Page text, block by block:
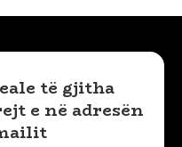
të gjitha
e në adresën